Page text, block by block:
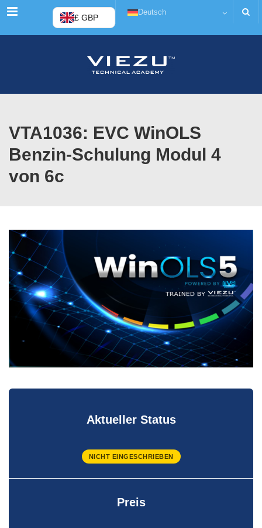
Menü £ GBP
Deutsch
VTA1036: EVC WinOLS
Benzin-Schulung Modul 4
von 6c
Aktueller Status
NICHT EINGESCHRIEBEN
Preis